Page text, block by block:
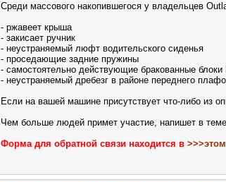
Среди массового накопившегося у владельцев
- ржавеет крыша
- закисает ручник
- неустраняемый люфт водительского сиденья
- проседающие задние пружины
- самостоятельно действующие бракованные
- неустраняемый дребезг в районе переднего
Если на вашей машине присутствует что-либо из
Чем больше людей примет участие, напишет в
Форма для обратной связи находится в